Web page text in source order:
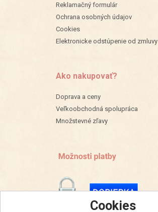
Cookies
Reklamačný formulár
Ochrana osobných údajov
Cookies
Elektronicke odstúpenie od zmluvy
Ako nakupovať?
Doprava a ceny
Veľkoobchodná spolupráca
Množstevné zľavy